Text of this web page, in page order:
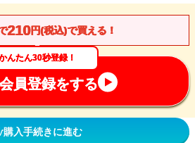
210円(税込)で買える！
んたん30秒登録！
員登録をする
購入手続きに進む